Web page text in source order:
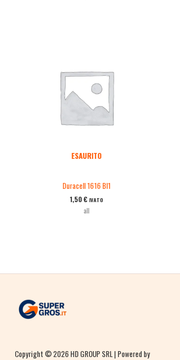
ESAURITO
Duracell 1616 Bl1
1,50 € IVATO
all
Copyright © 2026 HD GROUP SRL | Powered by